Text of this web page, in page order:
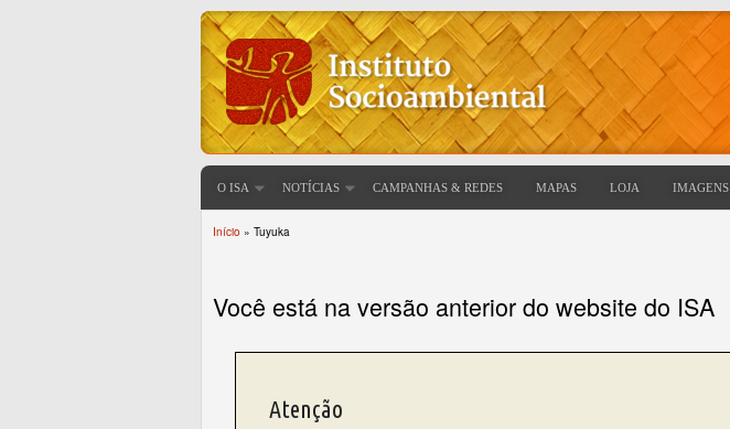
O ISA NOTÍCIAS CAMPANHAS & REDES MAPAS LOJA IMAGENS
Início » Tuyuka
Você está na versão anterior do website do ISA
Atenção